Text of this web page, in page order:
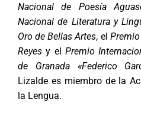
Nacional de Poesía
Nacional de Literatura y
Oro de Bellas Artes, el
Reyes y el Premio
de Granada «Federico
Lizalde es miembro de la
la Lengua.